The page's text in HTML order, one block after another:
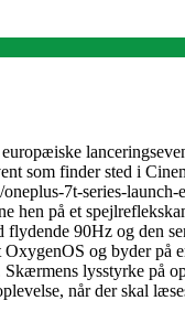
som finder sted i
7t-series-
hen på et
90Hz og den
og byder
lysstyrke på
når der skal